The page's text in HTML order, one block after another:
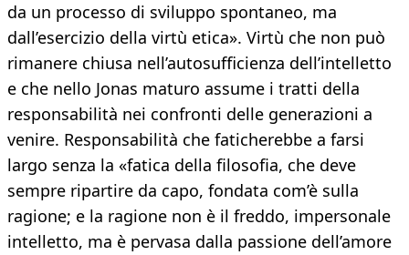
da un processo di sviluppo spontaneo, ma
dall’esercizio della virtù etica». Virtù che non può
rimanere chiusa nell’autosufficienza dell’intelletto
e che nello Jonas maturo assume i tratti della
responsabilità nei confronti delle generazioni a
venire. Responsabilità che faticherebbe a farsi
largo senza la «fatica della filosofia, che deve
sempre ripartire da capo, fondata com’è sulla
ragione; e la ragione non è il freddo, impersonale
intelletto, ma è pervasa dalla passione dell’amore